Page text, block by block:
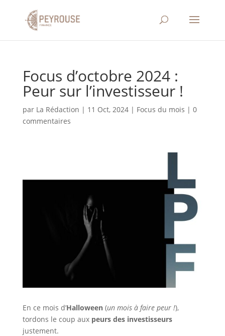
Focus d’octobre 2024 :
Peur sur l’investisseur !
par La Rédaction | 11 Oct, 2024| Focus du mois | 0
commentaires
En ce mois d’Halloween(un mois à faire peur !),
tordons le coup aux peurs des investisseurs
justement.